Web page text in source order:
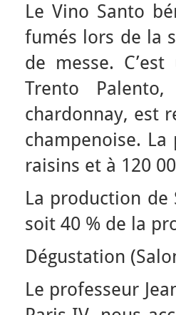
Le Vino Santo
fumés lors de la
de messe.
Trento
chardonnay, est
champenoise.
raisins et à 120
La production
soit 40 % de la
Dégustation
Le professeur